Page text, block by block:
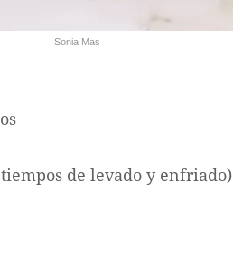
Sonia Mas
de levado y enfriado)